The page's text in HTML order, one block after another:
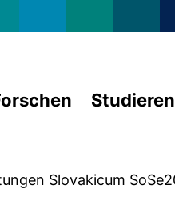
Studieren
Slovakicum